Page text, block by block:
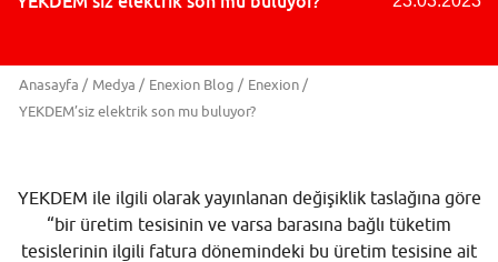
Anasayfa / Medya / Enexion Blog / Enexion /
YEKDEM’siz elektrik son mu buluyor?
YEKDEM ile ilgili olarak yayınlanan değişiklik taslağına göre
“bir üretim tesisinin ve varsa barasına bağlı tüketim
tesislerinin ilgili fatura dönemindeki bu üretim tesisine ait